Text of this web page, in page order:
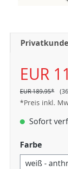
EUR
EUR 189.95*
*Preis inkl.
Sofort
Farbe
weiß -